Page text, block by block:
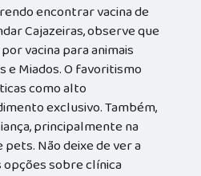
encontrar vacina de
Cajazeiras, observe que
vacina para animais
e Miados. O favoritismo
como alto
exclusivo. Também,
principalmente na
Não deixe de ver a
opções sobre clínica